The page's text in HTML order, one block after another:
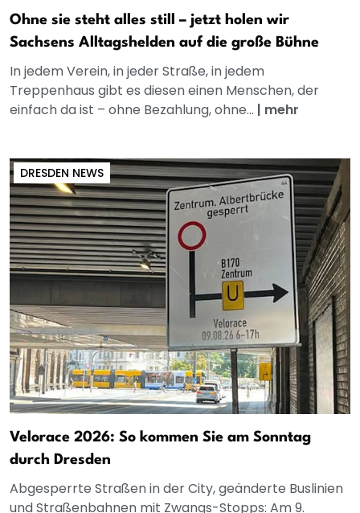
Ohne sie steht alles still – jetzt holen wir
Sachsens Alltagshelden auf die große Bühne
In jedem Verein, in jeder Straße, in jedem
Treppenhaus gibt es diesen einen Menschen, der
einfach da ist – ohne Bezahlung, ohne... | mehr
DRESDEN NEWS
Velorace 2026: So kommen Sie am Sonntag
durch Dresden
Abgesperrte Straßen in der City, geänderte Buslinien
und Straßenbahnen mit Zwangs-Stopps: Am 9.